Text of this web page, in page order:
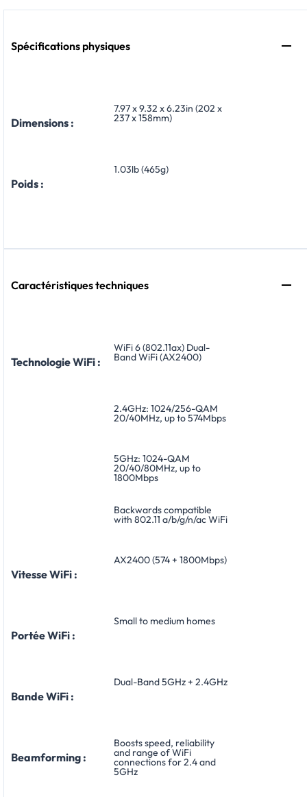
Spécifications physiques
Dimensions :
7.97 x 9.32 x 6.23in (202 x
237 x 158mm)
Poids :
1.03lb (465g)
Caractéristiques techniques
Technologie WiFi :
WiFi 6 (802.11ax) Dual-
Band WiFi (AX2400)
2.4GHz: 1024/256-QAM
20/40MHz, up to 574Mbps
5GHz: 1024-QAM
20/40/80MHz, up to
1800Mbps
Backwards compatible
with 802.11 a/b/g/n/ac WiFi
Vitesse WiFi :
AX2400 (574 + 1800Mbps)
Portée WiFi :
Small to medium homes
Bande WiFi :
Dual-Band 5GHz + 2.4GHz
Beamforming :
Boosts speed, reliability
and range of WiFi
connections for 2.4 and
5GHz